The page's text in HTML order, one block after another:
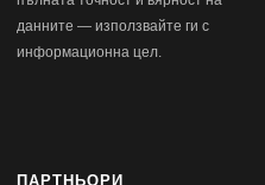
данните — използвайте ги с
информационна цел.
ПАРТНЬОРИ